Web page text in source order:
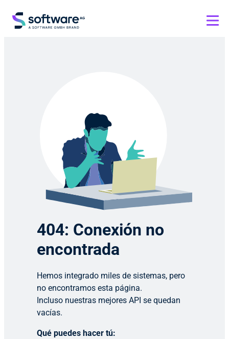
404: Conexión no
encontrada
Hemos integrado miles de sistemas, pero
no encontramos esta página.
Incluso nuestras mejores API se quedan
vacías.
Qué puedes hacer tú: